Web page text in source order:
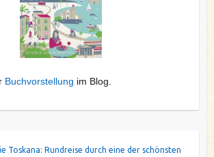
Buchvorstellung im Blog.
Toskana: Rundreise durch eine der schönsten